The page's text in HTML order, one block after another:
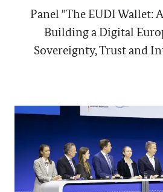
Panel "The EUDI Wallet:
Building a Digital
Sovereignty, Trust and